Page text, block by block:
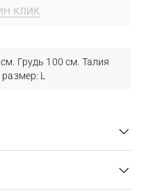
КЛИК
Грудь 100 см. Талия
L